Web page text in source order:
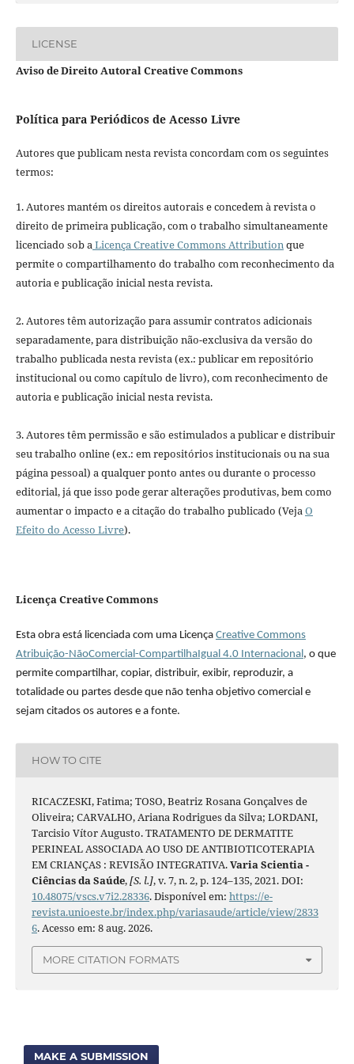
LICENSE
Aviso de Direito Autoral Creative Commons
Política para Periódicos de Acesso Livre
Autores que publicam nesta revista concordam com os seguintes
termos:
1. Autores mantém os direitos autorais e concedem à revista o
direito de primeira publicação, com o trabalho simultaneamente
licenciado sob aLicença Creative Commons Attributionque
permite o compartilhamento do trabalho com reconhecimento da
autoria e publicação inicial nesta revista.
2. Autores têm autorização para assumir contratos adicionais
separadamente, para distribuição não-exclusiva da versão do
trabalho publicada nesta revista (ex.: publicar em repositório
institucional ou como capítulo de livro), com reconhecimento de
autoria e publicação inicial nesta revista.
3. Autores têm permissão e são estimulados a publicar e distribuir
seu trabalho online (ex.: em repositórios institucionais ou na sua
página pessoal) a qualquer ponto antes ou durante o processo
editorial, já que isso pode gerar alterações produtivas, bem como
aumentar o impacto e a citação do trabalho publicado (VejaO
Efeito do Acesso Livre).
Licença Creative Commons
Esta obra está licenciada com uma Licença Creative Commons
Atribuição-NãoComercial-CompartilhaIgual 4.0 Internacional , o que
permite compartilhar, copiar, distribuir, exibir, reproduzir, a
totalidade ou partes desde que não tenha objetivo comercial e
sejam citados os autores e a fonte.
HOW TO CITE
RICACZESKI, Fatima; TOSO, Beatriz Rosana Gonçalves de
Oliveira; CARVALHO, Ariana Rodrigues da Silva; LORDANI,
Tarcisio Vítor Augusto. TRATAMENTO DE DERMATITE
PERINEAL ASSOCIADA AO USO DE ANTIBIOTICOTERAPIA
EM CRIANÇAS : REVISÃO INTEGRATIVA.Varia Scientia -
Ciências da Saúde,[S. l.], v. 7, n. 2, p. 124–135, 2021. DOI:
10.48075/vscs.v7i2.28336. Disponível em: https://e-
revista.unioeste.br/index.php/variasaude/article/view/2833
6. Acesso em: 8 aug. 2026.
MORE CITATION FORMATS
MAKE A SUBMISSION